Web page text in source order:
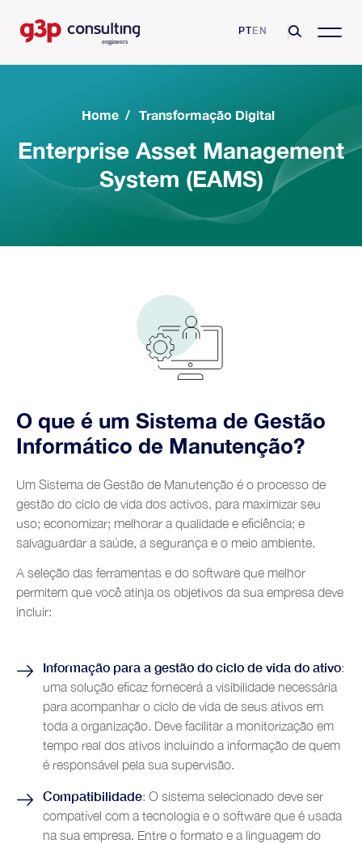
PTEN
Excelência Operacional
Manutenção e Fiabilidade
Formação e Coaching
Indústria alimentar e das bebidas
Indústria metalomecânica
Construções Metálicas
Energias Renováveis
Indústria Química
Indústria de Plásticos
Automobile sales and assistance
Oil industry
Shipyards
Tobacco
Customer Service
Contactos
Home / Transformação Digital
Enterprise Asset Management
System (EAMS)
O que é um Sistema de Gestão
Informático de Manutenção?
Um Sistema de Gestão de Manutenção é o processo de
gestão do ciclo de vida dos activos, para maximizar seu
uso; economizar; melhorar a qualidade e eficiência; e
salvaguardar a saúde, a segurança e o meio ambiente.
A seleção das ferramentas e do software que melhor
permitem que você atinja os objetivos da sua empresa deve
incluir:
Informação para a gestão do ciclo de vida do ativo:
uma solução eficaz fornecerá a visibilidade necessária
para acompanhar o ciclo de vida de seus ativos em
toda a organização. Deve facilitar a monitorização em
tempo real dos ativos incluindo a informação de quem
é responsável pela sua supervisão.
Compatibilidade: O sistema selecionado deve ser
compatível com a tecnologia e o software que é usada
na sua empresa. Entre o formato e a linguagem do